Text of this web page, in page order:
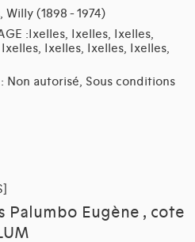
Willy (1898 - 1974)
:Ixelles, Ixelles, Ixelles,
Ixelles, Ixelles, Ixelles,
: Non autorisé, Sous conditions
Palumbo Eugène , cote